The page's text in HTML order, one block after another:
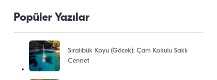
Popüler Yazılar
Sıralıbük Koyu (Göcek): Çam Kokulu Saklı
Cennet